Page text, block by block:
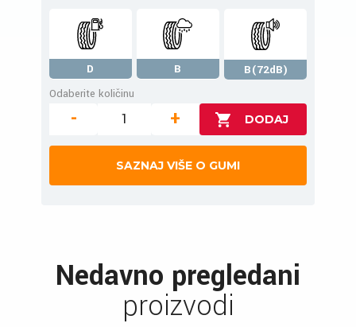
D B
B(72dB)
Odaberite količinu
- +
SAZNAJ VIŠE O GUMI
Nedavno pregledani
proizvodi